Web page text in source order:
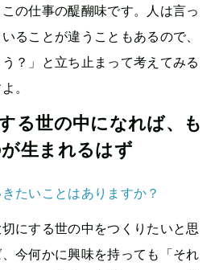
の仕事の醍醐味です。人は言っ
ることが違うこともあるので、
？」と立ち止まって考えてみる
。
る世の中になれば、も
生まれるはず
たいことはありますか？
にする世の中をつくりたいと思
今何かに興味を持っても「それ